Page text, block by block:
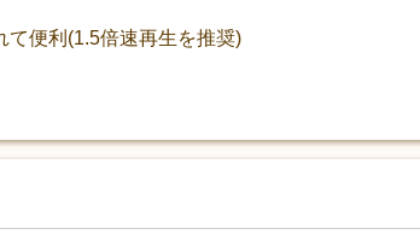
便利(1.5倍速再生を推奨)